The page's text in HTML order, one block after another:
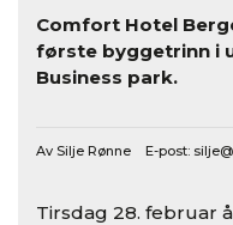
Comfort Hotel
første byggetrinn i
Business park.
Av Silje Rønne E-post:
Tirsdag 28. februar